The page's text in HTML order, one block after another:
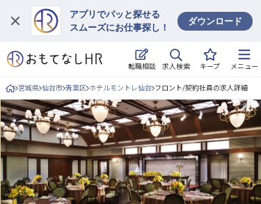
アプリでパッと探せる
スムーズにお仕事探し！
ダウンロード
転職相談 求人検索 キープ メニュー
ログイン
求人・施設を探す
キープした求人
就職・転職 合同説明会
おもてなしHRについて
宮城県 仙台市 青葉区 ホテルモントレ仙台 フロント/契約社員の求人詳細